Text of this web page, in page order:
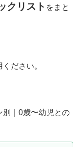
クリスト をまと
ださい。
｜0歳〜幼児との